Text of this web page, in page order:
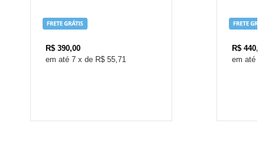
R$ 390,00
7 x de R$ 55,71
R$